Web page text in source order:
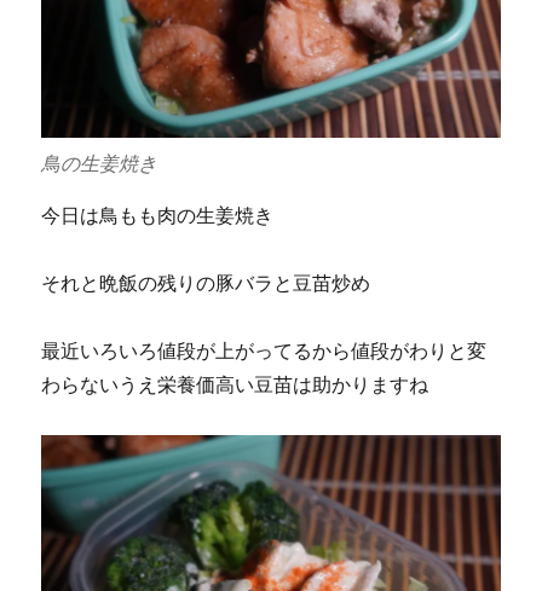
鳥の生姜焼き
今日は鳥もも肉の生姜焼き
それと晩飯の残りの豚バラと豆苗炒め
最近いろいろ値段が上がってるから値段がわりと変
わらないうえ栄養価高い豆苗は助かりますね